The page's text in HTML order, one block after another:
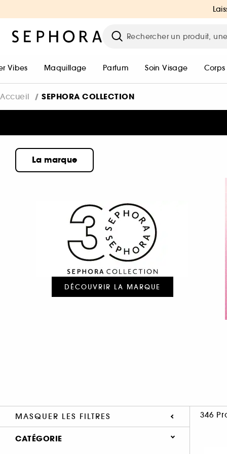
Vibes Maquillage Parfum Soin Visage Corps
Accueil SEPHORA COLLECTION
La marque
DÉCOUVRIR LA MARQUE
MASQUER LES FILTRES 346
CATÉGORIE